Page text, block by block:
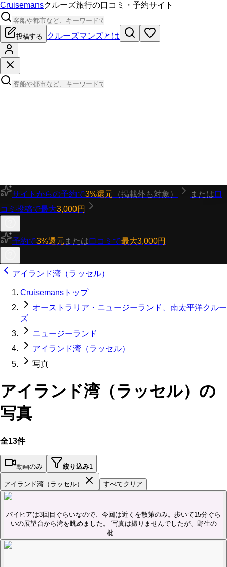
Cruisemansクルーズ旅行の口コミ・予約サイト
投稿する クルーズマンズとは
サイトからの予約で3%還元 （掲載外も対象） または口
コミ投稿で最大3,000円
予約で3%還元 または口コミで最大3,000円
アイランド湾（ラッセル）
Cruisemansトップ
オーストラリア・ニュージーランド、南太平洋クルー
ズ
ニュージーランド
アイランド湾（ラッセル）
写真
アイランド湾（ラッセル）の
写真
全13件
動画のみ 絞り込み1
アイランド湾（ラッセル） すべてクリア
パイヒアは3回目ぐらいなので、今回は近くを散策のみ。歩いて15分ぐら
いの展望台から湾を眺めました。 写真は撮りませんでしたが、野生の
枇…